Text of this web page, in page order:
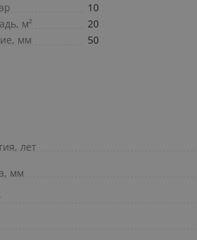
10
м²
20
мм
50
лет
мм